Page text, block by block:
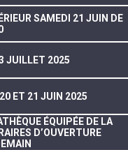
SAMEDI 21 JUIN DE
JUILLET 2025
ET 21 JUIN 2025
ÉQUIPÉE DE LA
D’OUVERTURE